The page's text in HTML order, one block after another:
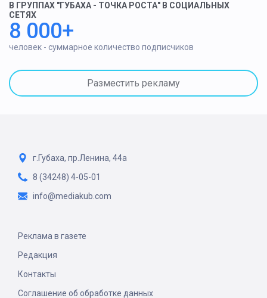
В ГРУППАХ "ГУБАХА - ТОЧКА РОСТА" В СОЦИАЛЬНЫХ
СЕТЯХ
8 000+
человек - суммарное количество подписчиков
Разместить рекламу
г.Губаха, пр.Ленина, 44а
8 (34248) 4-05-01
info@mediakub.com
Реклама в газете
Редакция
Контакты
Соглашение об обработке данных